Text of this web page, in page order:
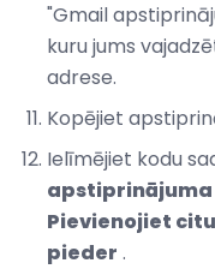
"Gmail
kuru jums
adrese.
Kopējiet
Ielīmējiet kodu
Pievienojiet
pieder .